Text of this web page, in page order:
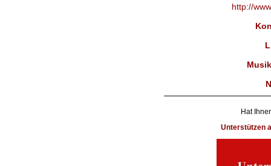
http://
Hat
Unterstützen